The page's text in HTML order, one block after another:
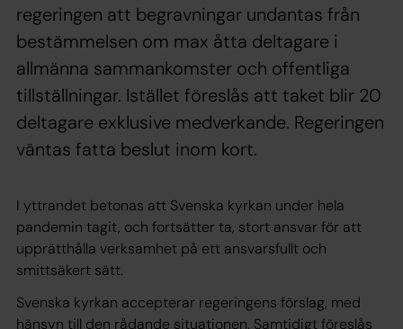
regeringen att begravningar undantas från
bestämmelsen om max åtta deltagare i
allmänna sammankomster och offentliga
tillställningar. Istället föreslås att taket blir 20
deltagare exklusive medverkande. Regeringen
väntas fatta beslut inom kort.
I yttrandet betonas att Svenska kyrkan under hela
pandemin tagit, och fortsätter ta, stort ansvar för att
upprätthålla verksamhet på ett ansvarsfullt och
smittsäkert sätt.
Svenska kyrkan accepterar regeringens förslag, med
hänsyn till den rådande situationen. Samtidigt föreslås